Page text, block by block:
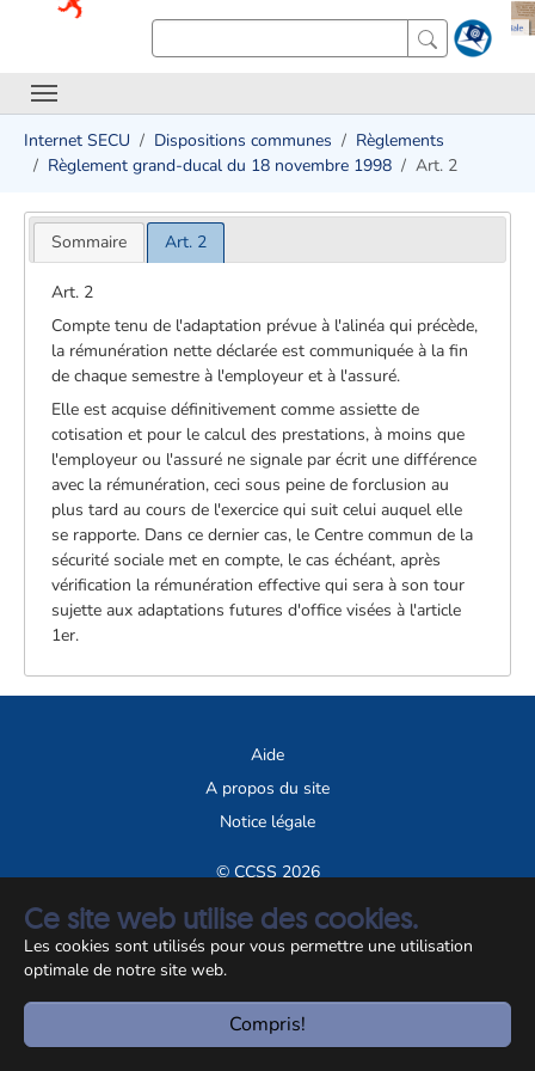
Ce site web utilise des cookies.
Les cookies sont utilisés pour vous permettre une utilisation
optimale de notre site web.
Compris!
Internet SECU Dispositions communes
Règlements
Règlement grand-ducal du 18 novembre 1998
Art. 2
Sommaire Art. 2
Art. 2
Compte tenu de l'adaptation prévue à l'alinéa qui précède,
la rémunération nette déclarée est communiquée à la fin
de chaque semestre à l'employeur et à l'assuré.
Elle est acquise définitivement comme assiette de
cotisation et pour le calcul des prestations, à moins que
l'employeur ou l'assuré ne signale par écrit une différence
avec la rémunération, ceci sous peine de forclusion au
plus tard au cours de l'exercice qui suit celui auquel elle
se rapporte. Dans ce dernier cas, le Centre commun de la
sécurité sociale met en compte, le cas échéant, après
vérification la rémunération effective qui sera à son tour
sujette aux adaptations futures d'office visées à l'article
1er.
Aide
A propos du site
Notice légale
© CCSS 2026